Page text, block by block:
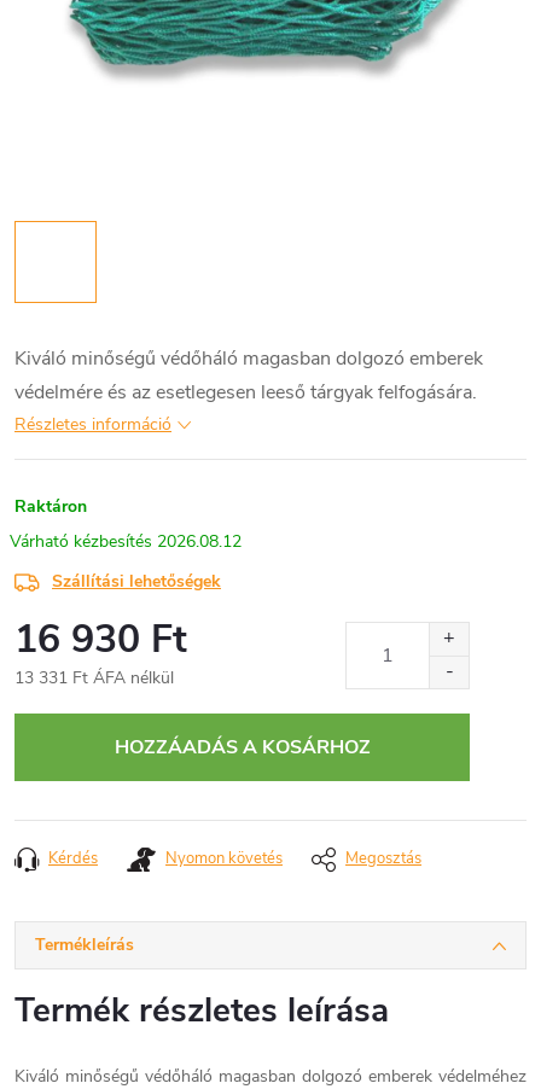
Kiváló minőségű védőháló magasban dolgozó emberek
védelmére és az esetlegesen leeső tárgyak felfogására.
Részletes információ
Raktáron
2026.08.12
Szállítási lehetőségek
16 930 Ft
13 331 Ft ÁFA nélkül
HOZZÁADÁS A KOSÁRHOZ
Kérdés Nyomon követés Megosztás
Termékleírás
Termék részletes leírása
Kiváló minőségű védőháló magasban dolgozó emberek védelméhez